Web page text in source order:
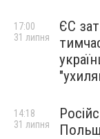
ЄС
17:00
31 липня
14:18
31 липня